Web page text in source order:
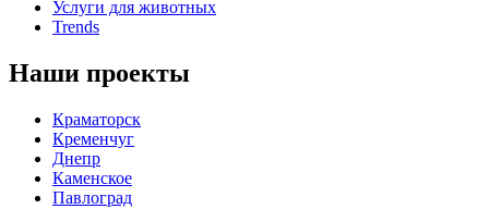
Услуги для животных
Trends
Наши проекты
Краматорск
Кременчуг
Днепр
Каменское
Павлоград